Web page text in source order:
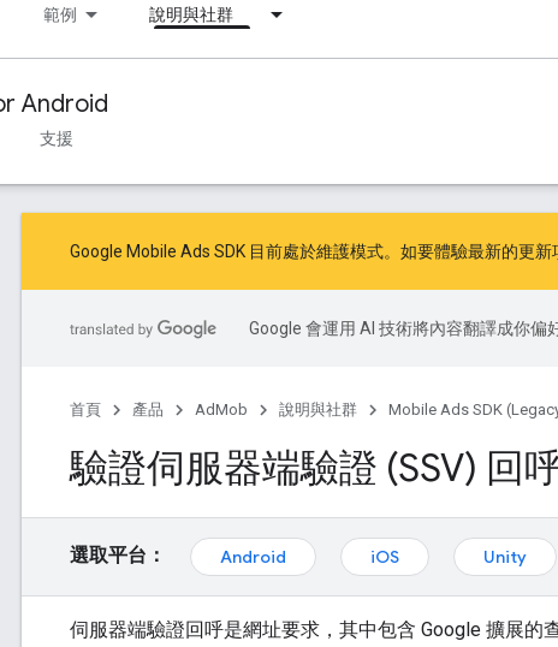
範例 說明與社群
Android
支援
Google Mobile Ads SDK 目前處於維護模式。如要體驗最新的更
Google 會運用 AI 技術將內容翻譯成你偏
首頁 產品 AdMob 說明與社群 Mobile Ads SDK
驗證伺服器端驗證 (SSV) 回
選取平台： Android iOS Unity
伺服器端驗證回呼是網址要求，其中包含 Google 擴展